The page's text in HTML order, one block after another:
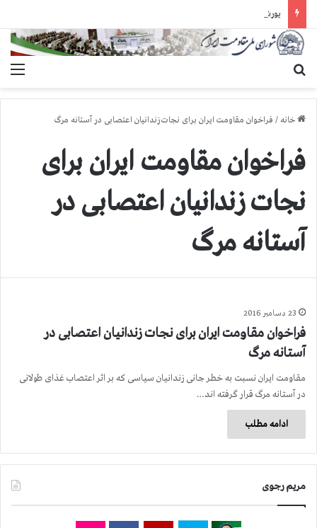
یورش وحشیانه گارد زندان اوین به سالن ۵ بند ۷ و ضرب و شتم زندانیان
خانه / فراخوان مقاومت ایران برای نجات زندانیان اعتصابی در آستانه مرگ
فراخوان مقاومت ایران برای
نجات زندانیان اعتصابی در
آستانه مرگ
23 دسامبر 2016
فراخوان مقاومت ایران برای نجات زندانیان اعتصابی در
آستانه مرگ
مقاومت ایران نسبت به خطر جانی زندانیان سیاسی كه بر اثر اعتصاب غذای طولانی
در آستانه مرگ قرار گرفته اند…
ادامه مطلب
مریم رجوی